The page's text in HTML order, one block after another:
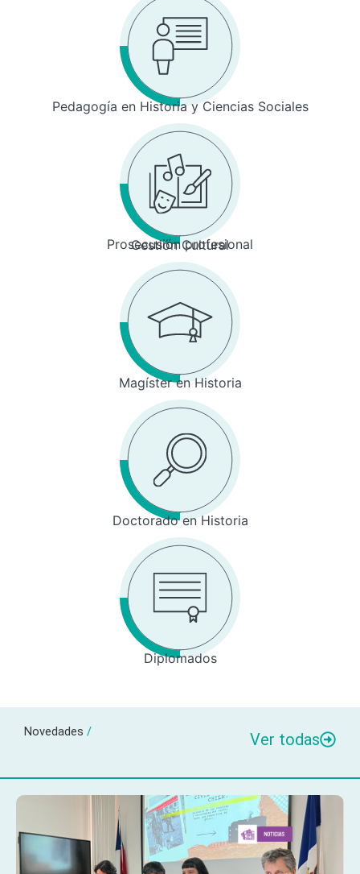
Pedagogía en Historia y Ciencias Sociales
Prosecusión profesional
Gestión Cultural
Magíster en Historia
Doctorado en Historia
Diplomados
Novedades / Ver todas